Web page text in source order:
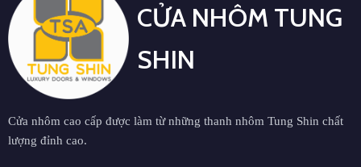
CỬA NHÔM TUNG
SHIN
Cửa nhôm cao cấp được làm từ những thanh nhôm Tung Shin chất
lượng đỉnh cao.